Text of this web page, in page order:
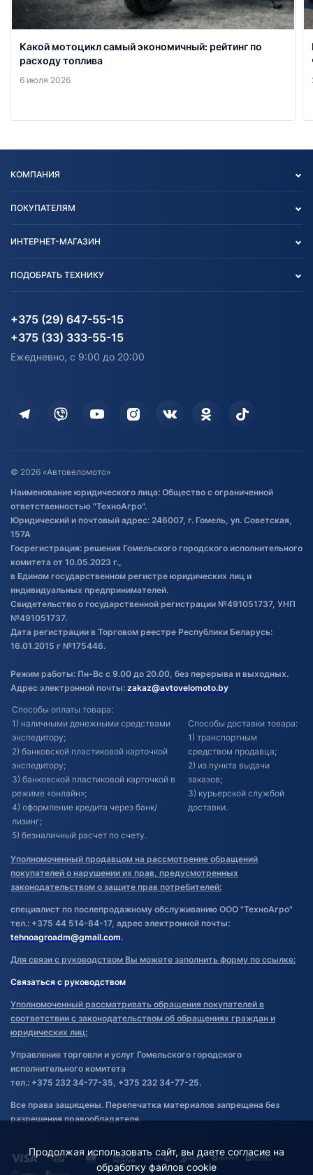
Какой мотоцикл самый экономичный: рейтинг по
расходу топлива
6 июля 2026
КОМПАНИЯ
Блог
Карта сайта
ПОКУПАТЕЛЯМ
Согласие на обработку
Информация до получения
согласия на обработку
Дополнительные услуги
Оставить отзыв
Договор публичной оферты
Обработка файлов cookie
Постановка транспорта на учет
Обновления в ЭПТС 2024
ИНТЕРНЕТ-МАГАЗИН
Агротехника
Водный транспорт
Электротранспорт
ПОДОБРАТЬ ТЕХНИКУ
Агротехника
Электротранспорт
+375 (29) 647-55-15
+375 (33) 333-55-15
Ежедневно, с 9:00 до 20:00
© 2026 «Автовеломото»
Наименование юридического лица: Общество с ограниченной
ответственностью "ТехноАгро".
Юридический и почтовый адрес: 246007, г. Гомель, ул. Советская,
157А
Госрегистрация: решения Гомельского городского исполнительного
комитета от 10.05.2023 г.,
в Едином государственном регистре юридических лиц и
индивидуальных предпринимателей.
Свидетельство о государственной регистрации №491051737, УНП
№491051737.
Дата регистрации в Торговом реестре Республики Беларусь:
16.01.2015 г №175446.
Режим работы: Пн-Вс с 9.00 до 20.00, без перерыва и выходных.
Адрес электронной почты: zakaz@avtovelomoto.by
Способы оплаты товара:
1) наличными денежными средствами
экспедитору;
2) банковской пластиковой карточкой
экспедитору;
3) банковской пластиковой карточкой в
режиме «онлайн»;
4) оформление кредита через банк/
лизинг;
5) безналичный расчет по счету.
Способы доставки товара:
1) транспортным
средством продавца;
2) из пункта выдачи
заказов;
3) курьерской службой
доставки.
Уполномоченный продавцом на рассмотрение обращений
покупателей о нарушении их прав, предусмотренных
законодательством о защите прав потребителей:
специалист по послепродажному обслуживанию ООО "ТехноАгро"
тел.: +375 44 514-84-17, адрес электронной почты:
tehnoagroadm@gmail.com.
Для связи с руководством Вы можете заполнить форму по ссылке:
Связаться с руководством
Уполномоченный рассматривать обращения покупателей в
соответствии с законодательством об обращениях граждан и
юридических лиц:
Управление торговли и услуг Гомельского городского
исполнительного комитета
тел.: +375 232 34-77-35, +375 232 34-77-25.
Все права защищены. Перепечатка материалов запрещена без
разрешения правообладателя.
Продолжая использовать сайт, вы даете согласие на
обработку файлов cookie